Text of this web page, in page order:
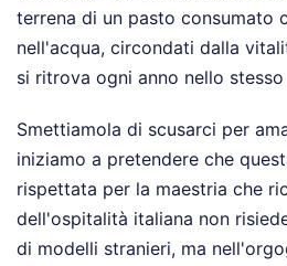
terrena di un pasto consumato
nell'acqua, circondati dalla
si ritrova ogni anno nello
Smettiamola di scusarci per
iniziamo a pretendere che
rispettata per la maestria che
dell'ospitalità italiana non
di modelli stranieri, ma